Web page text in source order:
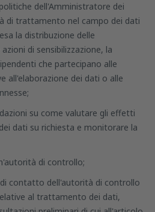
dell'Amministratore dei
di trattamento nel campo dei dati
la distribuzione delle
di sensibilizzazione, la
che partecipano alle
all'elaborazione dei dati o alle
su come valutare gli effetti
dati su richiesta e monitorare la
di controllo;
contatto dell'autorità di controllo
al trattamento dei dati,